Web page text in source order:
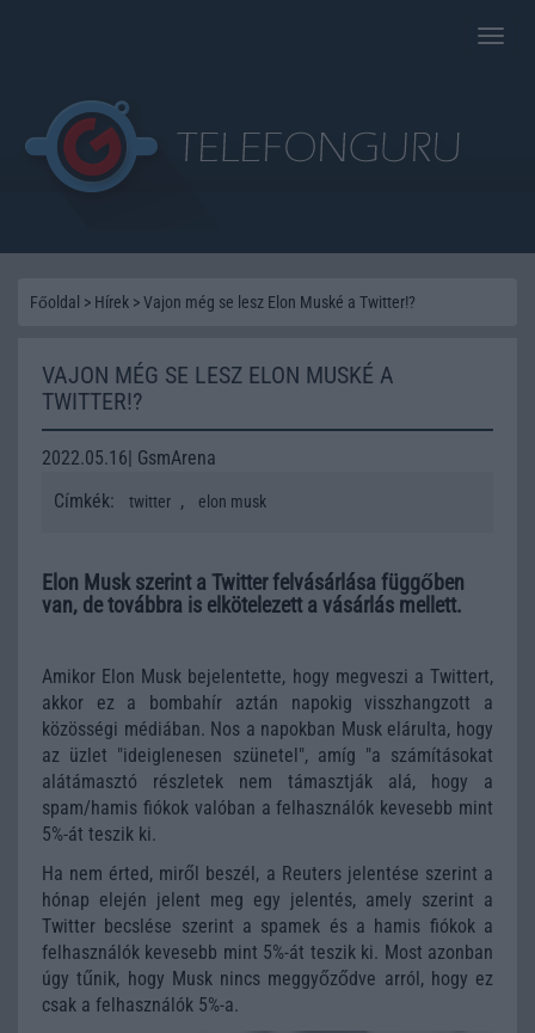
Toggle
Főoldal > Hírek >Vajon még se lesz Elon Muské a Twitter!?
VAJON MÉG SE LESZ ELON MUSKÉ A
TWITTER!?
2022.05.16| GsmArena
Címkék:
twitter , elon musk
Elon Musk szerint a Twitter felvásárlása függőben
van, de továbbra is elkötelezett a vásárlás mellett.
Amikor Elon Musk bejelentette, hogy megveszi a Twittert,
akkor ez a bombahír aztán napokig visszhangzott a
közösségi médiában. Nos a napokban Musk elárulta, hogy
az üzlet "ideiglenesen szünetel", amíg "a számításokat
alátámasztó részletek nem támasztják alá, hogy a
spam/hamis fiókok valóban a felhasználók kevesebb mint
5%-át teszik ki.
Ha nem érted, miről beszél, a Reuters jelentése szerint a
hónap elején jelent meg egy jelentés, amely szerint a
Twitter becslése szerint a spamek és a hamis fiókok a
felhasználók kevesebb mint 5%-át teszik ki. Most azonban
úgy tűnik, hogy Musk nincs meggyőződve arról, hogy ez
csak a felhasználók 5%-a.